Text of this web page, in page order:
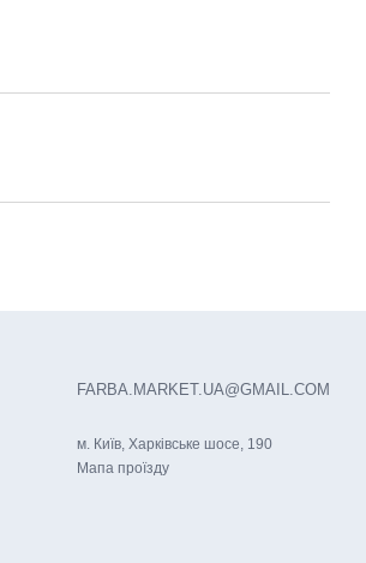
FARBA.MARKET.UA@GMAIL.COM
м. Київ, Харківське шосе, 190
Мапа проїзду